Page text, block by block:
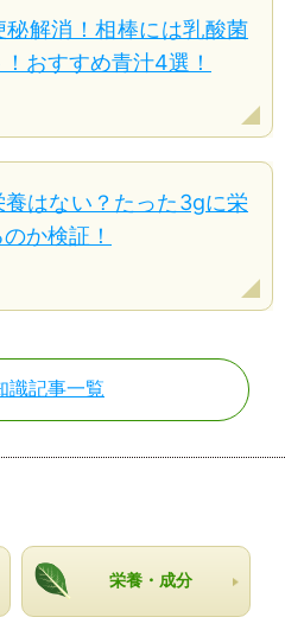
秘解消！相棒には乳酸菌
おすすめ青汁4選！
養はない？たった3gに栄
か検証！
識記事一覧
栄養・成分